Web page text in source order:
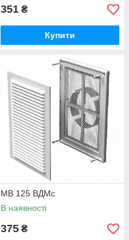
351 ₴
Купити
МВ 125 ВДМс
В наявності
375 ₴